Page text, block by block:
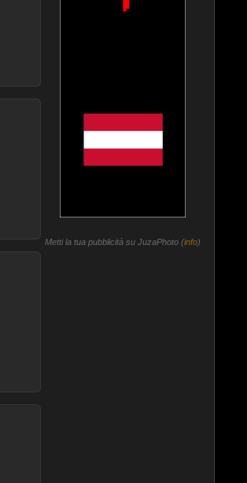
Metti la tua pubblicità su JuzaPhoto (info)